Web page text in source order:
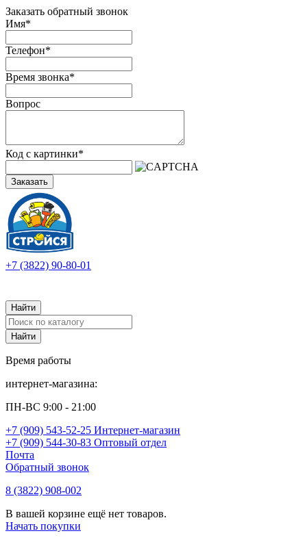
Заказать обратный звонок
Имя*
Телефон*
Время звонка*
Вопрос
Код с картинки*
Заказать
+7 (3822) 90-80-01
Время работы
интернет-магазина:
ПН-ВС 9:00 - 21:00
+7 (909) 543-52-25 Интернет-магазин
+7 (909) 544-30-83 Оптовый отдел
Почта
Обратный звонок
8 (3822) 908-002
В вашей корзине ещё нет товаров.
Начать покупки